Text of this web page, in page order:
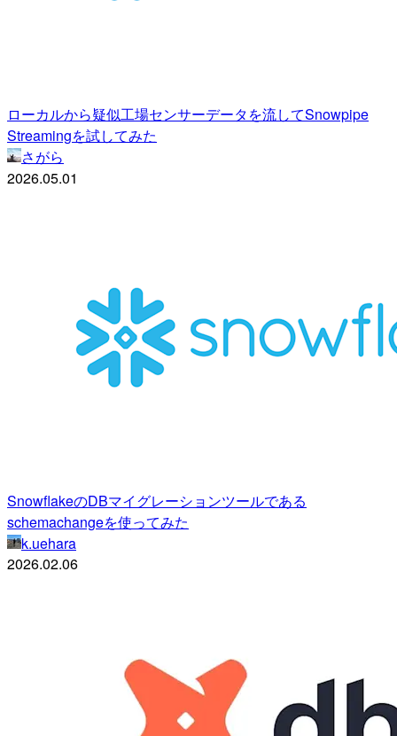
ローカルから疑似工場センサーデータを流してSnowpipe
Streamingを試してみた
さがら
2026.05.01
SnowflakeのDBマイグレーションツールである
schemachangeを使ってみた
k.uehara
2026.02.06